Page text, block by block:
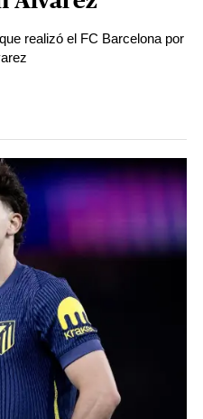
realizó el FC Barcelona por